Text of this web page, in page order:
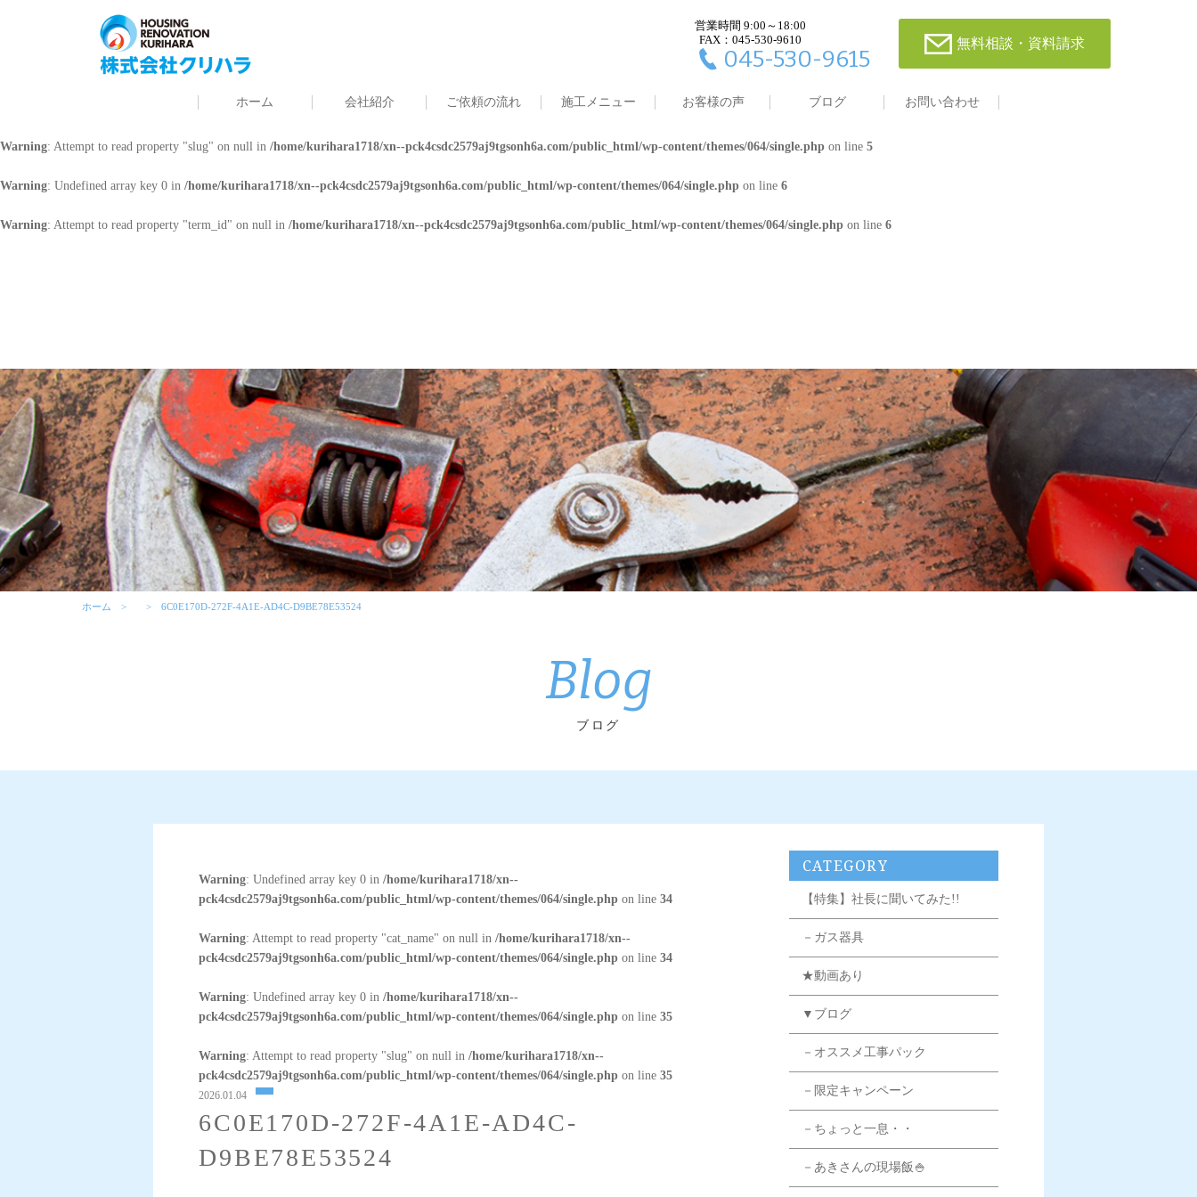
営業時間 9:00～18:00
FAX：045-530-9610
045-530-9615
無料相談・資料請求
ホーム 会社紹介 ご依頼の流れ 施工メニュー お客様の声 ブログ お問い合わせ
: Undefined array key 0 in/home/kurihara1718/xn--pck4csdc2579aj9tgsonh6a.com/public_html/wp-content/themes/064/single.phpon line4
: Attempt to read property "cat_name" on null in /home/kurihara1718/xn--pck4csdc2579aj9tgsonh6a.com/public_html/wp-content/themes/064/single.phpon line 4
/home/kurihara1718/xn--pck4csdc2579aj9tgsonh6a.com/public_html/wp-content/themes/064/single.phpon line
Warning: Attempt to read property "slug" on null in /home/kurihara1718/xn--pck4csdc2579aj9tgsonh6a.com/public_html/wp-content/themes/064/single.php on line 5
Warning: Undefined array key 0 in /home/kurihara1718/xn--pck4csdc2579aj9tgsonh6a.com/public_html/wp-content/themes/064/single.php on line 6
Warning: Attempt to read property "term_id" on null in /home/kurihara1718/xn--pck4csdc2579aj9tgsonh6a.com/public_html/wp-content/themes/064/single.php on line 6
ホーム 6C0E170D-272F-4A1E-AD4C-D9BE78E53524
Blog
ブログ
Warning: Undefined array key 0 in/home/kurihara1718/xn--
pck4csdc2579aj9tgsonh6a.com/public_html/wp-content/themes/064/single.php on line34
Warning: Attempt to read property "cat_name" on null in/home/kurihara1718/xn--
pck4csdc2579aj9tgsonh6a.com/public_html/wp-content/themes/064/single.php on line34
Warning: Undefined array key 0 in/home/kurihara1718/xn--
pck4csdc2579aj9tgsonh6a.com/public_html/wp-content/themes/064/single.php on line35
Warning: Attempt to read property "slug" on null in/home/kurihara1718/xn--
pck4csdc2579aj9tgsonh6a.com/public_html/wp-content/themes/064/single.php on line35
2026.01.04
6C0E170D-272F-4A1E-AD4C-
D9BE78E53524
CATEGORY
【特集】社長に聞いてみた!!
－ガス器具
★動画あり
▼ブログ
－オススメ工事パック
－限定キャンペーン
－ちょっと一息・・
－あきさんの現場飯🍚